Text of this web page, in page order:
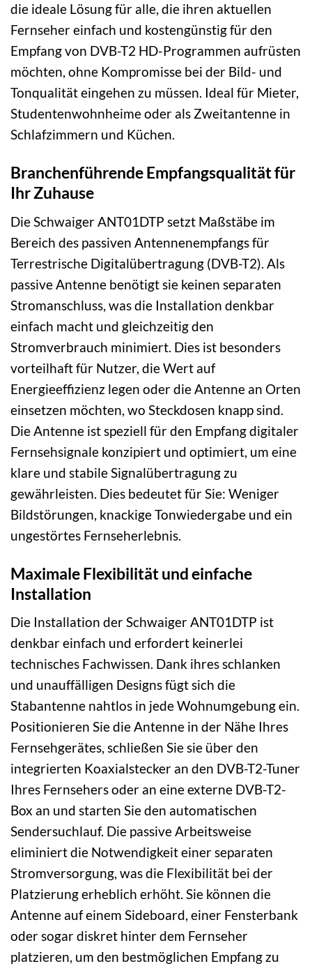
die ideale Lösung für alle, die ihren aktuellen
Fernseher einfach und kostengünstig für den
Empfang von DVB-T2 HD-Programmen aufrüsten
möchten, ohne Kompromisse bei der Bild- und
Tonqualität eingehen zu müssen. Ideal für Mieter,
Studentenwohnheime oder als Zweitantenne in
Schlafzimmern und Küchen.
Branchenführende Empfangsqualität für
Ihr Zuhause
Die Schwaiger ANT01DTP setzt Maßstäbe im
Bereich des passiven Antennenempfangs für
Terrestrische Digitalübertragung (DVB-T2). Als
passive Antenne benötigt sie keinen separaten
Stromanschluss, was die Installation denkbar
einfach macht und gleichzeitig den
Stromverbrauch minimiert. Dies ist besonders
vorteilhaft für Nutzer, die Wert auf
Energieeffizienz legen oder die Antenne an Orten
einsetzen möchten, wo Steckdosen knapp sind.
Die Antenne ist speziell für den Empfang digitaler
Fernsehsignale konzipiert und optimiert, um eine
klare und stabile Signalübertragung zu
gewährleisten. Dies bedeutet für Sie: Weniger
Bildstörungen, knackige Tonwiedergabe und ein
ungestörtes Fernseherlebnis.
Maximale Flexibilität und einfache
Installation
Die Installation der Schwaiger ANT01DTP ist
denkbar einfach und erfordert keinerlei
technisches Fachwissen. Dank ihres schlanken
und unauffälligen Designs fügt sich die
Stabantenne nahtlos in jede Wohnumgebung ein.
Positionieren Sie die Antenne in der Nähe Ihres
Fernsehgerätes, schließen Sie sie über den
integrierten Koaxialstecker an den DVB-T2-Tuner
Ihres Fernsehers oder an eine externe DVB-T2-
Box an und starten Sie den automatischen
Sendersuchlauf. Die passive Arbeitsweise
eliminiert die Notwendigkeit einer separaten
Stromversorgung, was die Flexibilität bei der
Platzierung erheblich erhöht. Sie können die
Antenne auf einem Sideboard, einer Fensterbank
oder sogar diskret hinter dem Fernseher
platzieren, um den bestmöglichen Empfang zu